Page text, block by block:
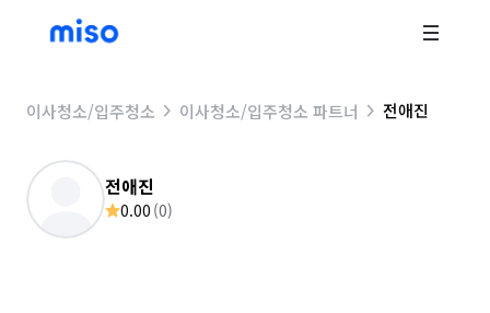
이사청소/입주청소 이사청소/입주청소 파트너 전애진
전애진
0.00 (0)